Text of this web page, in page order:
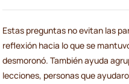
Estas preguntas no evitan las
reflexión hacia lo que se
desmoronó. También ayuda
lecciones, personas que